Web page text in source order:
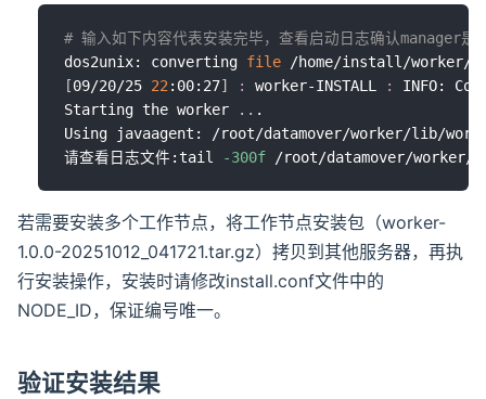
# 输入如下内容代表安装完毕，查看启动日志确认manager是
dos2unix: converting file /home/install/worker/
[09/20/25 22:00:27] : worker-INSTALL :
INFO:
Starting the worker
.. .
Using javaagent: /root/datamover/worker/lib/
请查看日志文件:tail
-300f
若需要安装多个工作节点，将工作节点安装包（worker-
1.0.0-20251012_041721.tar.gz）拷贝到其他服务器，再执
行安装操作，安装时请修改install.conf文件中的
NODE_ID，保证编号唯一。
验证安装结果